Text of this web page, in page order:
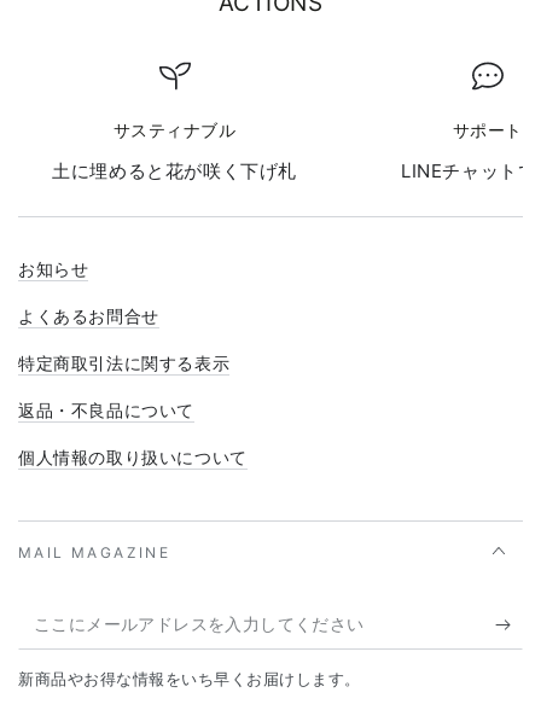
サスティナブル
土に埋めると花が咲く下げ札
サポート
LINEチャット
お知らせ
よくあるお問合せ
特定商取引法に関する表示
返品・不良品について
個人情報の取り扱いについて
MAIL MAGAZINE
こ
こ
に
新商品やお得な情報をいち早くお届けします。